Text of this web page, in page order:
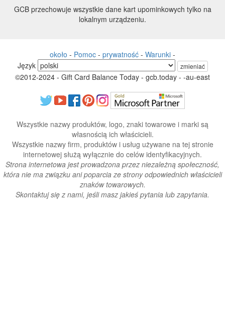
GCB przechowuje wszystkie dane kart upominkowych tylko na
lokalnym urządzeniu.
około - Pomoc - prywatność - Warunki -
Język
zmieniać
©2012-2024 - Gift Card Balance Today - gcb.today - -au-east
Wszystkie nazwy produktów, logo, znaki towarowe i marki są
własnością ich właścicieli.
Wszystkie nazwy firm, produktów i usług używane na tej stronie
internetowej służą wyłącznie do celów identyfikacyjnych.
Strona internetowa jest prowadzona przez niezależną społeczność,
która nie ma związku ani poparcia ze strony odpowiednich właścicieli
znaków towarowych.
Skontaktuj się z nami, jeśli masz jakieś pytania lub zapytania.